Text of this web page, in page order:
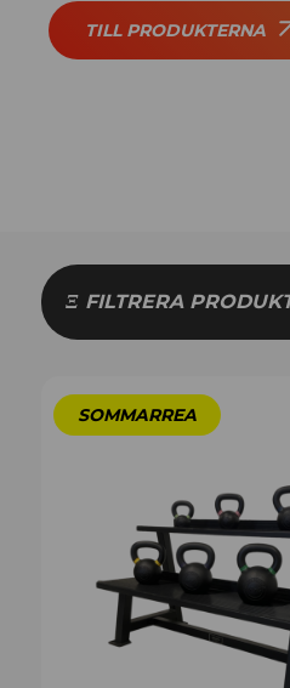
TILL PRODUKTERNA
FILTRERA